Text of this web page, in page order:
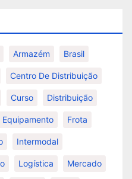
Armazém Brasil
Centro De Distribuição
Curso Distribuição
Equipamento Frota
Intermodal
Logística Mercado